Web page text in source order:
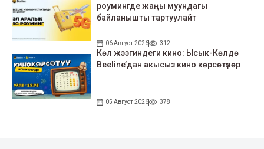
роумингде жаңы муундагы
байланышты тартуулайт
06 Август 2026 312
Көл жээгиндеги кино: Ысык-Көлдө
Beeline’дан акысыз кино көрсөтүлөр
05 Август 2026 378